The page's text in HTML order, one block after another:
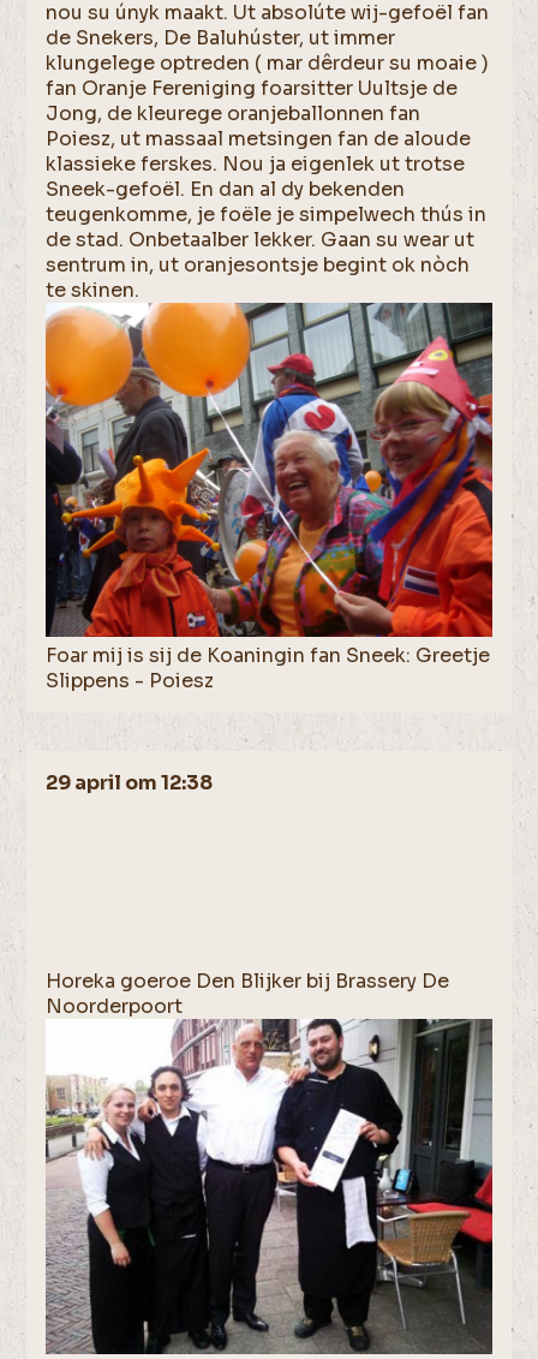
nou su únyk maakt. Ut absolúte wij-gefoël fan
de Snekers, De Baluhúster, ut immer
klungelege optreden ( mar dêrdeur su moaie )
fan Oranje Fereniging foarsitter Uultsje de
Jong, de kleurege oranjeballonnen fan
Poiesz, ut massaal metsingen fan de aloude
klassieke ferskes. Nou ja eigenlek ut trotse
Sneek-gefoël. En dan al dy bekenden
teugenkomme, je foële je simpelwech thús in
de stad. Onbetaalber lekker. Gaan su wear ut
sentrum in, ut oranjesontsje begint ok nòch
te skinen.
Foar mij is sij de Koaningin fan Sneek: Greetje
Slippens - Poiesz
29 april om 12:38
Horeka goeroe Den Blijker bij Brassery De
Noorderpoort